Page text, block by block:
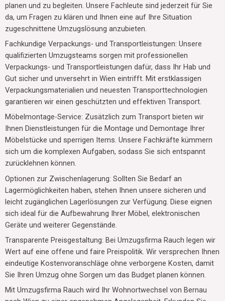
planen und zu begleiten. Unsere Fachleute sind jederzeit für Sie
da, um Fragen zu klären und Ihnen eine auf Ihre Situation
zugeschnittene Umzugslösung anzubieten.
Fachkundige Verpackungs- und Transportleistungen: Unsere
qualifizierten Umzugsteams sorgen mit professionellen
Verpackungs- und Transportleistungen dafür, dass Ihr Hab und
Gut sicher und unversehrt in Wien eintrifft. Mit erstklassigen
Verpackungsmaterialien und neuesten Transporttechnologien
garantieren wir einen geschützten und effektiven Transport.
Möbelmontage-Service: Zusätzlich zum Transport bieten wir
Ihnen Dienstleistungen für die Montage und Demontage Ihrer
Möbelstücke und sperrigen Items. Unsere Fachkräfte kümmern
sich um die komplexen Aufgaben, sodass Sie sich entspannt
zurücklehnen können.
Optionen zur Zwischenlagerung: Sollten Sie Bedarf an
Lagermöglichkeiten haben, stehen Ihnen unsere sicheren und
leicht zugänglichen Lagerlösungen zur Verfügung. Diese eignen
sich ideal für die Aufbewahrung Ihrer Möbel, elektronischen
Geräte und weiterer Gegenstände.
Transparente Preisgestaltung: Bei Umzugsfirma Rauch legen wir
Wert auf eine offene und faire Preispolitik. Wir versprechen Ihnen
eindeutige Kostenvoranschläge ohne verborgene Kosten, damit
Sie Ihren Umzug ohne Sorgen um das Budget planen können.
Mit Umzugsfirma Rauch wird Ihr Wohnortwechsel von Bernau